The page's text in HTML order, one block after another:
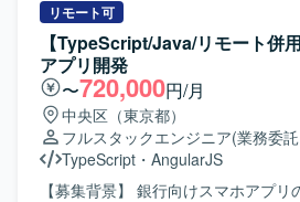
囲は、リッチメニュー・ポップアッ
イムチャット、配信用管理画面、
ます。 将来的なSaaS化を見据えた技
よびサービスブラッシュアップを行い
リモート可
【TypeScript/Java/リモート併
アプリ開発
〜720,000円/月
中央区（東京都）
フルスタックエンジニア(業務委
TypeScript ・ AngularJS
【募集背景】 銀行向けスマホアプ